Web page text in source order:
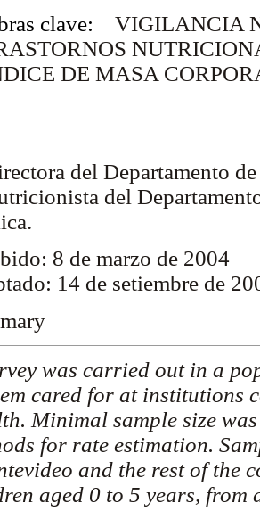
clave: VIGILANCIA
DE MASA
del Departamento
del
8 de marzo de 2004
14 de setiembre de
was carried out in a
cared for at institutions
Minimal sample size
for rate estimation.
and the rest of the
aged 0 to 5 years, from